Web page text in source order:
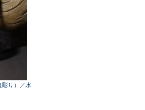
彫り）／水